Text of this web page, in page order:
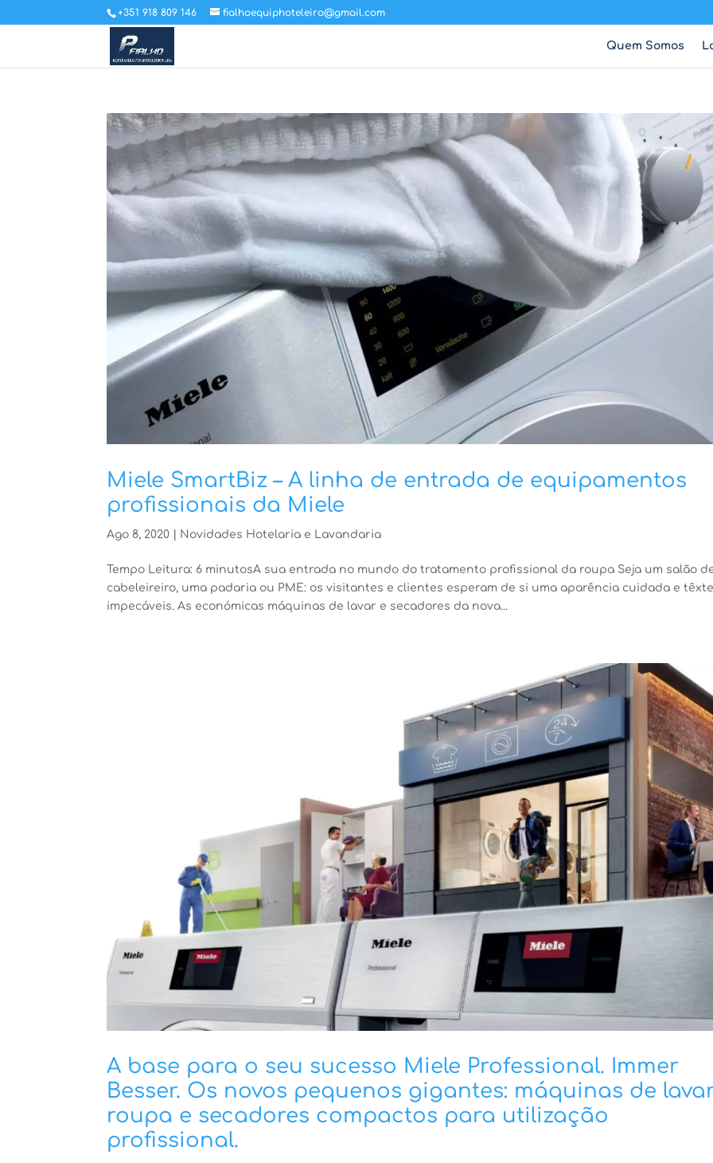
+351 918 809 146 fialhoequiphoteleiro@gmail.com
Quem Somos
Miele SmartBiz – A linha de entrada de equipamentos
profissionais da Miele
Ago 8, 2020 | Novidades Hotelaria e Lavandaria
Tempo Leitura: 6 minutosA sua entrada no mundo do tratamento profissional da roupa Seja um salão
cabeleireiro, uma padaria ou PME: os visitantes e clientes esperam de si uma aparência cuidada e
impecáveis. As económicas máquinas de lavar e secadores da nova...
A base para o seu sucesso Miele Professional. Immer
Besser. Os novos pequenos gigantes: máquinas de
roupa e secadores compactos para utilização
profissional.